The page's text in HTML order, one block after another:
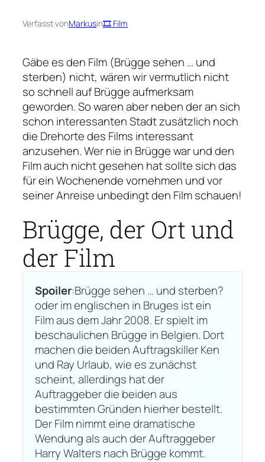
Verfasst vonMarkusin🎞 Film
Gäbe es den Film (Brügge sehen … und
sterben) nicht, wären wir vermutlich nicht
so schnell auf Brügge aufmerksam
geworden. So waren aber neben der an sich
schon interessanten Stadt zusätzlich noch
die Drehorte des Films interessant
anzusehen. Wer nie in Brügge war und den
Film auch nicht gesehen hat sollte sich das
für ein Wochenende vornehmen und vor
seiner Anreise unbedingt den Film schauen!
Brügge, der Ort und
der Film
Spoiler:Brügge sehen … und sterben?
oder im englischen in Bruges ist ein
Film aus dem Jahr 2008. Er spielt im
beschaulichen Brügge in Belgien. Dort
machen die beiden Auftragskiller Ken
und Ray Urlaub, wie es zunächst
scheint, allerdings hat der
Auftraggeber die beiden aus
bestimmten Gründen hierher bestellt.
Der Film nimmt eine dramatische
Wendung als auch der Auftraggeber
Harry Walters nach Brügge kommt.